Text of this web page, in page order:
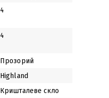
4
4
Прозорий
Highland
Кришталеве скло